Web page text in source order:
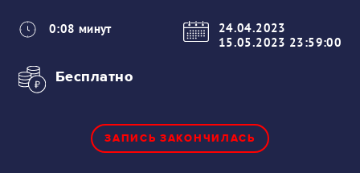
0:08 минут
24.04.2023
15.05.2023 23:59:00
Бесплатно
ЗАПИСЬ ЗАКОНЧИЛАСЬ